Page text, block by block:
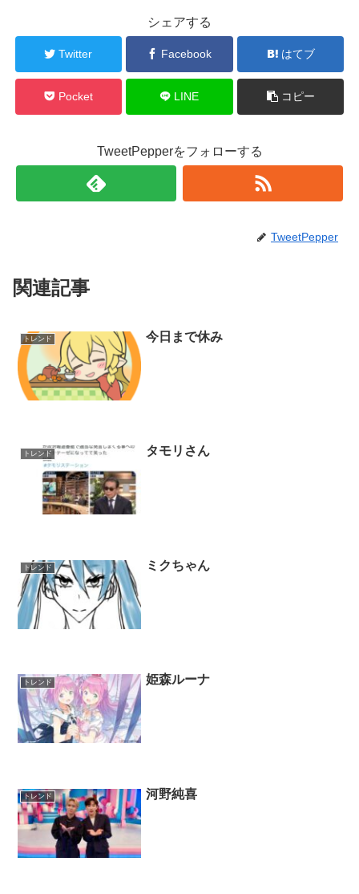
シェアする
Twitter Facebook はてブ
Pocket LINE コピー
TweetPepperをフォローする
TweetPepper
関連記事
トレンド 今日まで休み
トレンド タモリさん
トレンド ミクちゃん
トレンド 姫森ルーナ
トレンド 河野純喜